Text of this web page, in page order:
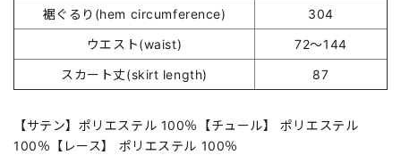
裾ぐるり(hem circumference)
304
ウエスト(waist)
72～144
スカート丈(skirt length)
87
【サテン】ポリエステル 100％【チュール】 ポリエステル
100％【レース】 ポリエステル 100％